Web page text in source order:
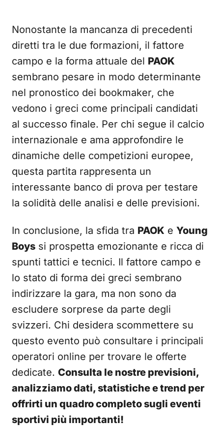
Nonostante la mancanza di precedenti
diretti tra le due formazioni, il fattore
campo e la forma attuale del PAOK
sembrano pesare in modo determinante
nel pronostico dei bookmaker, che
vedono i greci come principali candidati
al successo finale. Per chi segue il calcio
internazionale e ama approfondire le
dinamiche delle competizioni europee,
questa partita rappresenta un
interessante banco di prova per testare
la solidità delle analisi e delle previsioni.
In conclusione, la sfida tra PAOK e Young
Boys si prospetta emozionante e ricca di
spunti tattici e tecnici. Il fattore campo e
lo stato di forma dei greci sembrano
indirizzare la gara, ma non sono da
escludere sorprese da parte degli
svizzeri. Chi desidera scommettere su
questo evento può consultare i principali
operatori online per trovare le offerte
dedicate. Consulta le nostre previsioni,
analizziamo dati, statistiche e trend per
offrirti un quadro completo sugli eventi
sportivi più importanti!